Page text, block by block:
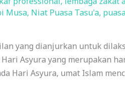
Musa, Niat Puasa Tasu'a,
yang dianjurkan untuk
Asyura yang merupakan
Hari Asyura, umat Islam